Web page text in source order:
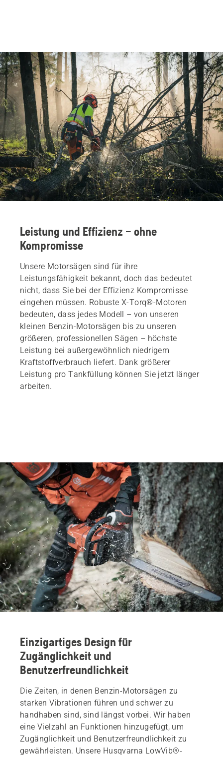
Leistung und Effizienz – ohne
Kompromisse
Unsere Motorsägen sind für ihre
Leistungsfähigkeit bekannt, doch das bedeutet
nicht, dass Sie bei der Effizienz Kompromisse
eingehen müssen. Robuste X-Torq®-Motoren
bedeuten, dass jedes Modell – von unseren
kleinen Benzin-Motorsägen bis zu unseren
größeren, professionellen Sägen – höchste
Leistung bei außergewöhnlich niedrigem
Kraftstoffverbrauch liefert. Dank größerer
Leistung pro Tankfüllung können Sie jetzt länger
arbeiten.
Einzigartiges Design für
Zugänglichkeit und
Benutzerfreundlichkeit
Die Zeiten, in denen Benzin-Motorsägen zu
starken Vibrationen führen und schwer zu
handhaben sind, sind längst vorbei. Wir haben
eine Vielzahl an Funktionen hinzugefügt, um
Zugänglichkeit und Benutzerfreundlichkeit zu
gewährleisten. Unsere Husqvarna LowVib®-